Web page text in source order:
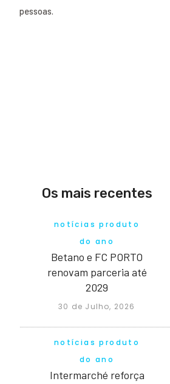
pessoas.
Os mais recentes
notícias produto
do ano
Betano e FC PORTO
renovam parceria até
2029
30 de Julho, 2026
notícias produto
do ano
Intermarché reforça